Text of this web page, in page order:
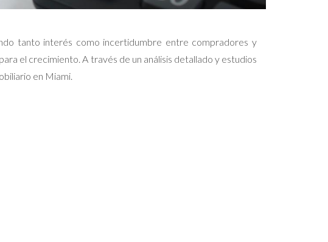
tanto interés como incertidumbre entre compradores y
el crecimiento. A través de un análisis detallado y estudios
en Miami.